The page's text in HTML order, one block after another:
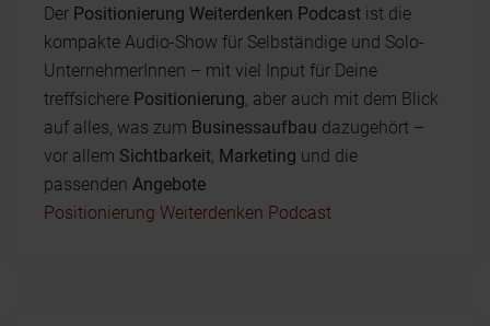
Der Positionierung Weiterdenken Podcast ist die
kompakte Audio-Show für Selbständige und Solo-
UnternehmerInnen – mit viel Input für Deine
treffsichere Positionierung , aber auch mit dem Blick
auf alles, was zum Businessaufbau dazugehört –
vor allem Sichtbarkeit Marketing und die
passenden Angebote
Positionierung Weiterdenken Podcast